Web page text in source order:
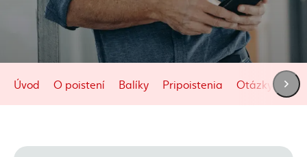
Úvod O poistení Balíky Pripoistenia Otázky a